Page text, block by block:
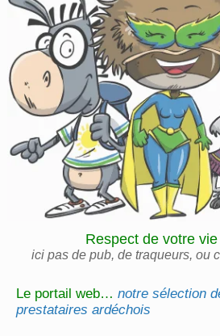
Le portail web…notre sélection
prestataires ardéchois
Respect de votre
ici pas de pub, de traqueurs, ou